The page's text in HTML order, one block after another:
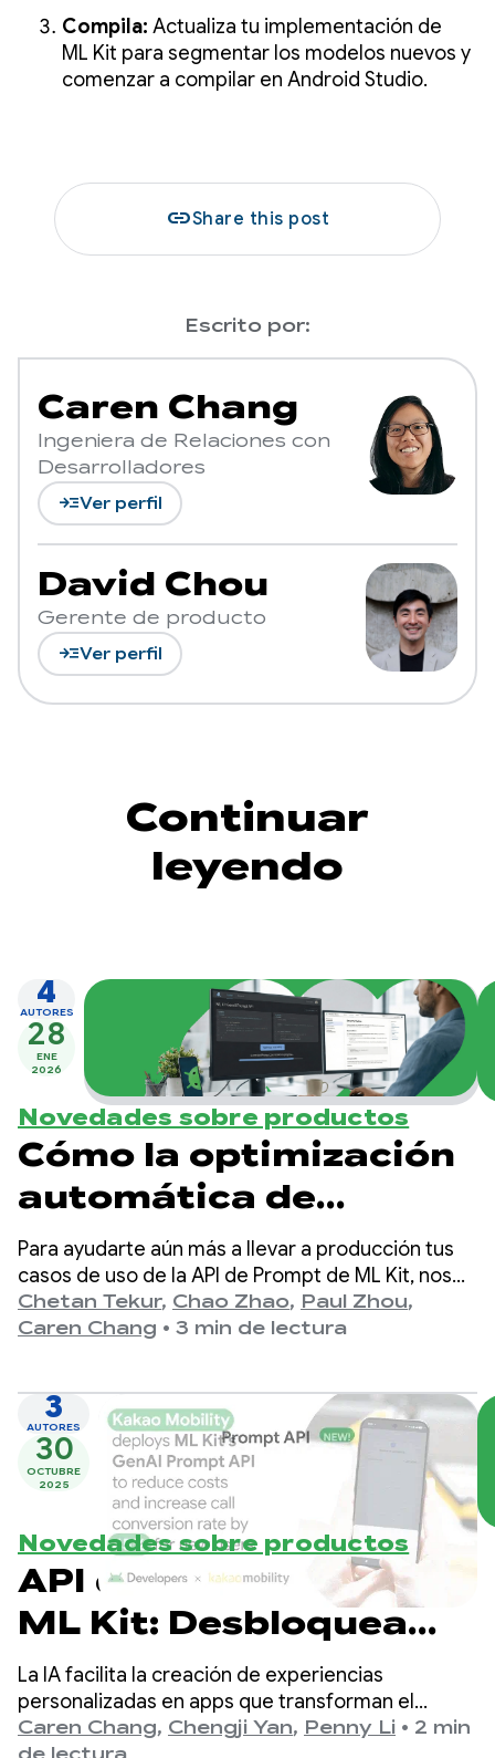
Compila: Actualiza tu implementación de
ML Kit para segmentar los modelos nuevos y
comenzar a compilar en Android Studio.
linkShare this post
Escrito por:
Caren Chang
Ingeniera de Relaciones con
Desarrolladores
read_moreVer perfil
David Chou
Gerente de producto
read_moreVer perfil
Continuar
leyendo
4
AUTORES
28
ENE
2026
Novedades sobre productos
Cómo la optimización
automática de
instrucciones
desbloquea ganancias
de calidad para la API
generativa de ML Kit
Para ayudarte aún más a llevar a producción tus
casos de uso de la API de Prompt de ML Kit, nos
complace anunciar la optimización automática de
instrucciones (APO) que segmenta modelos
herramienta que te ayuda a encontrar
automáticamente la instrucción óptima para tus
casos de uso.
Chetan Tekur, Chao Zhao, Paul Zhou,
Caren Chang • 3 min de lectura
3
AUTORES
30
OCTUBRE
2025
Novedades sobre productos
API de Prompt de
ML Kit: Desbloquea
experiencias
personalizadas de
Gemini Nano
La IA facilita la creación de experiencias
personalizadas en apps que transforman el
contenido al formato adecuado para los usuarios.
Caren Chang, Chengji Yan, Penny Li • 2 min